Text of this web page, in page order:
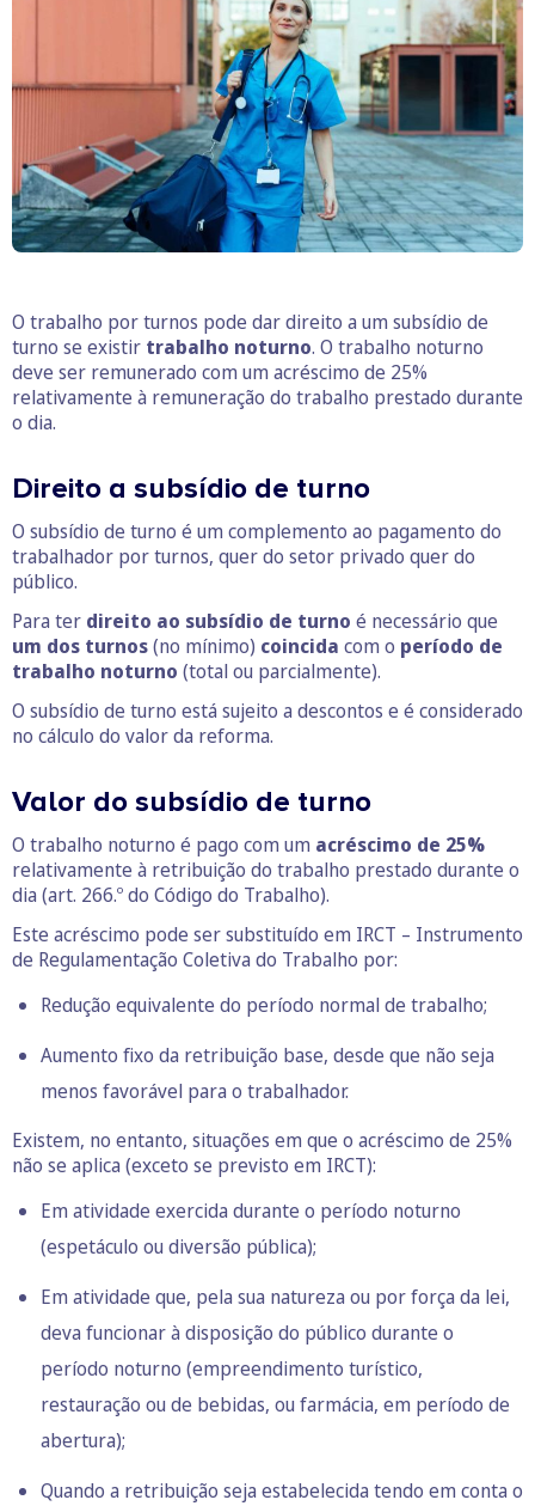
O trabalho por turnos pode dar direito a um subsídio de
turno se existir trabalho noturno. O trabalho noturno
deve ser remunerado com um acréscimo de 25%
relativamente à remuneração do trabalho prestado durante
o dia.
Direito a subsídio de turno
O subsídio de turno é um complemento ao pagamento do
trabalhador por turnos, quer do setor privado quer do
público.
Para ter direito ao subsídio de turno é necessário que
um dos turnos(no mínimo) coincida com o período de
trabalho noturno (total ou parcialmente).
O subsídio de turno está sujeito a descontos e é considerado
no cálculo do valor da reforma.
Valor do subsídio de turno
O trabalho noturno é pago com um acréscimo de 25%
relativamente à retribuição do trabalho prestado durante o
dia (art. 266.º do Código do Trabalho).
Este acréscimo pode ser substituído em IRCT – Instrumento
de Regulamentação Coletiva do Trabalho por:
Redução equivalente do período normal de trabalho;
Aumento fixo da retribuição base, desde que não seja
menos favorável para o trabalhador.
Existem, no entanto, situações em que o acréscimo de 25%
não se aplica (exceto se previsto em IRCT):
Em atividade exercida durante o período noturno
(espetáculo ou diversão pública);
Em atividade que, pela sua natureza ou por força da lei,
deva funcionar à disposição do público durante o
período noturno (empreendimento turístico,
restauração ou de bebidas, ou farmácia, em período de
abertura);
Quando a retribuição seja estabelecida tendo em conta o